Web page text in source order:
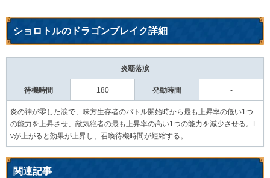
ショロトルのドラゴンブレイク詳細
炎覇落涙
待機時間 180 発動時間 -
炎の神が零した涙で、味方生存者のバトル開始時から最も上昇率の低い1つ
の能力を上昇させ、敵気絶者の最も上昇率の高い1つの能力を減少させる。L
vが上がると効果が上昇し、召喚待機時間が短縮する。
関連記事